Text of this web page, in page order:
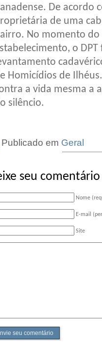
De acordo
de uma
No momento
o
Homicídios de
a vida mesma a
silêncio.
Publicado em Geral
seu comentário
Nome
E-mail
Site
seu comentário